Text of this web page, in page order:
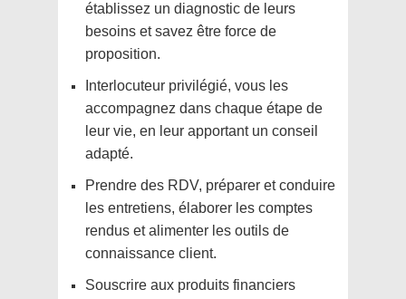
établissez un diagnostic de leurs
besoins et savez être force de
proposition.
Interlocuteur privilégié, vous les
accompagnez dans chaque étape de
leur vie, en leur apportant un conseil
adapté.
Prendre des RDV, préparer et conduire
les entretiens, élaborer les comptes
rendus et alimenter les outils de
connaissance client.
Souscrire aux produits financiers